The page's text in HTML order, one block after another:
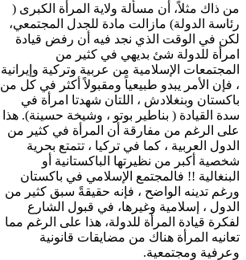
من ذاك مثلاً، أن مسألة ولاية المرأة الكبرى (
رئاسة الدولة) مازالت مادة للجدل المجتمعي،
لكن في الوقت الذي نجد فيه أن رفض قيادة
امرأة للدولة شئ بديهي في كثير من
المجتمعات الإسلامية من عربية وتركية وإيرانية
، فإن الأمر يبدو طبيعياً ومقبولاً أكثر في كل من
باكستان وبنغلادش ، اللتان شهدتا امرأة في
سدة القيادة ( بناطير بوتو ، وشيخة حسينة). هذا
على الرغم من مفارقة أن المرأة في كثير من
الدول العربية ، كما في تركيا ، تتمتع بحرية
شخصية أكبر من نظيرتها الباكستانية أو
البنغالية !! فالمجتمع الإسلامي في باكستان
ورغم تدينه الواضح ، فإنه حقيقةً سبق كثير من
الدول ، إسلامية وغيرها، في قبول الشارع
لفكرة قيادة المرأة للدولة، هذا على الرغم مما
تعانيه المرأة هناك من مضايقات قانونية
وعرفية ومجتمعية.